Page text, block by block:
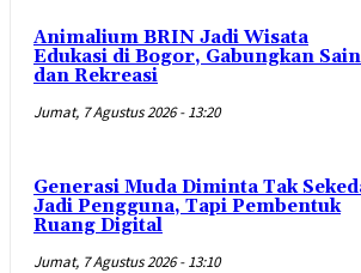
Animalium BRIN Jadi Wisata
Edukasi di Bogor, Gabungkan
dan Rekreasi
Jumat, 7 Agustus 2026 - 13:20
Generasi Muda Diminta Tak
Jadi Pengguna, Tapi Pembentuk
Ruang Digital
Jumat, 7 Agustus 2026 - 13:10